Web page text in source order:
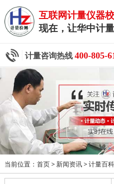
互联网计量仪器
现在，让华中计
计量咨询热线 400-805-
当前位置： 首页> 新闻资讯> 计量百科